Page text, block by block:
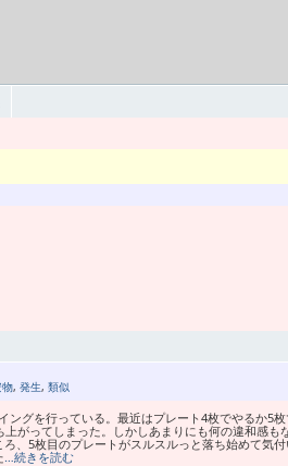
, 発生, 類似
ングを行っている。最近はプレート4枚でやるか5
上がってしまった。しかしあまりにも何の違和感
、5枚目のプレートがスルスルっと落ち始めて気
…続きを読む